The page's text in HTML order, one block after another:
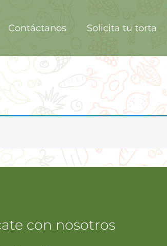
Contáctanos Solicita tu torta
con nosotros